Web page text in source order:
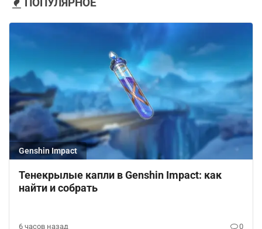
ПОПУЛЯРНОЕ
Genshin Impact
Тенекрылые капли в Genshin Impact: как
найти и собрать
6 часов назад 0